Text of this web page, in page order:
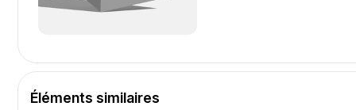
Éléments similaires